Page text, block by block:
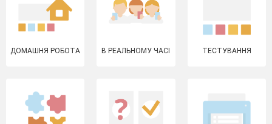
ДОМАШНЯ РОБОТА В РЕАЛЬНОМУ ЧАСІ ТЕСТУВАННЯ